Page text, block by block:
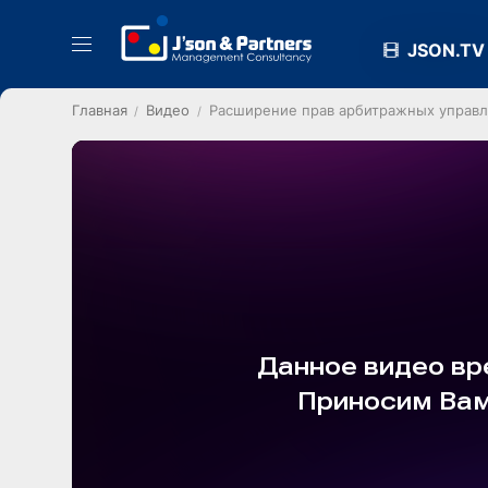
JSON.TV
Главная Видео Расширение прав арбитражных